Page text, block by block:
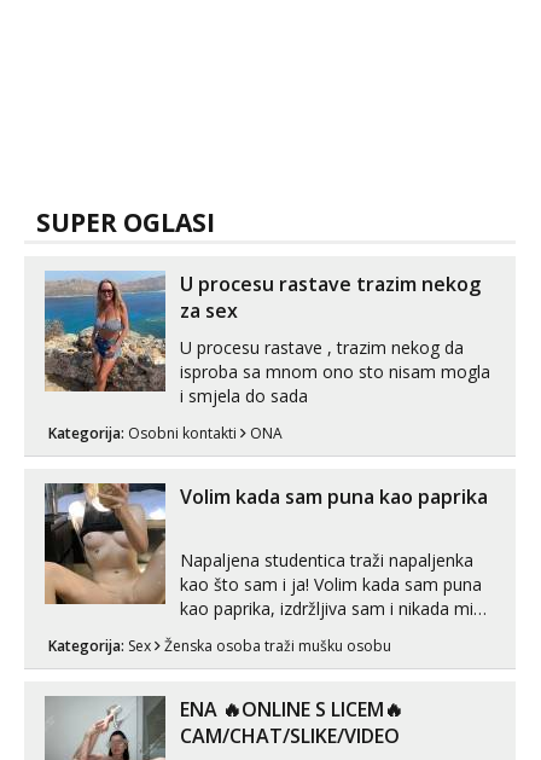
SUPER OGLASI
U procesu rastave trazim nekog
za sex
U procesu rastave , trazim nekog da
isproba sa mnom ono sto nisam mogla
i smjela do sada
Kategorija: Osobni kontakti ONA
Volim kada sam puna kao paprika
Napaljena studentica traži napaljenka
kao što sam i ja! Volim kada sam puna
kao paprika, izdržljiva sam i nikada mi
puta dnevno bilo kad i bilo gdje zato se
link ispod i nadji me tamo, cekam te!
Kategorija: Sex Ženska osoba traži mušku osobu
ENA 🔥ONLINE S LICEM🔥
CAM/CHAT/SLIKE/VIDEO